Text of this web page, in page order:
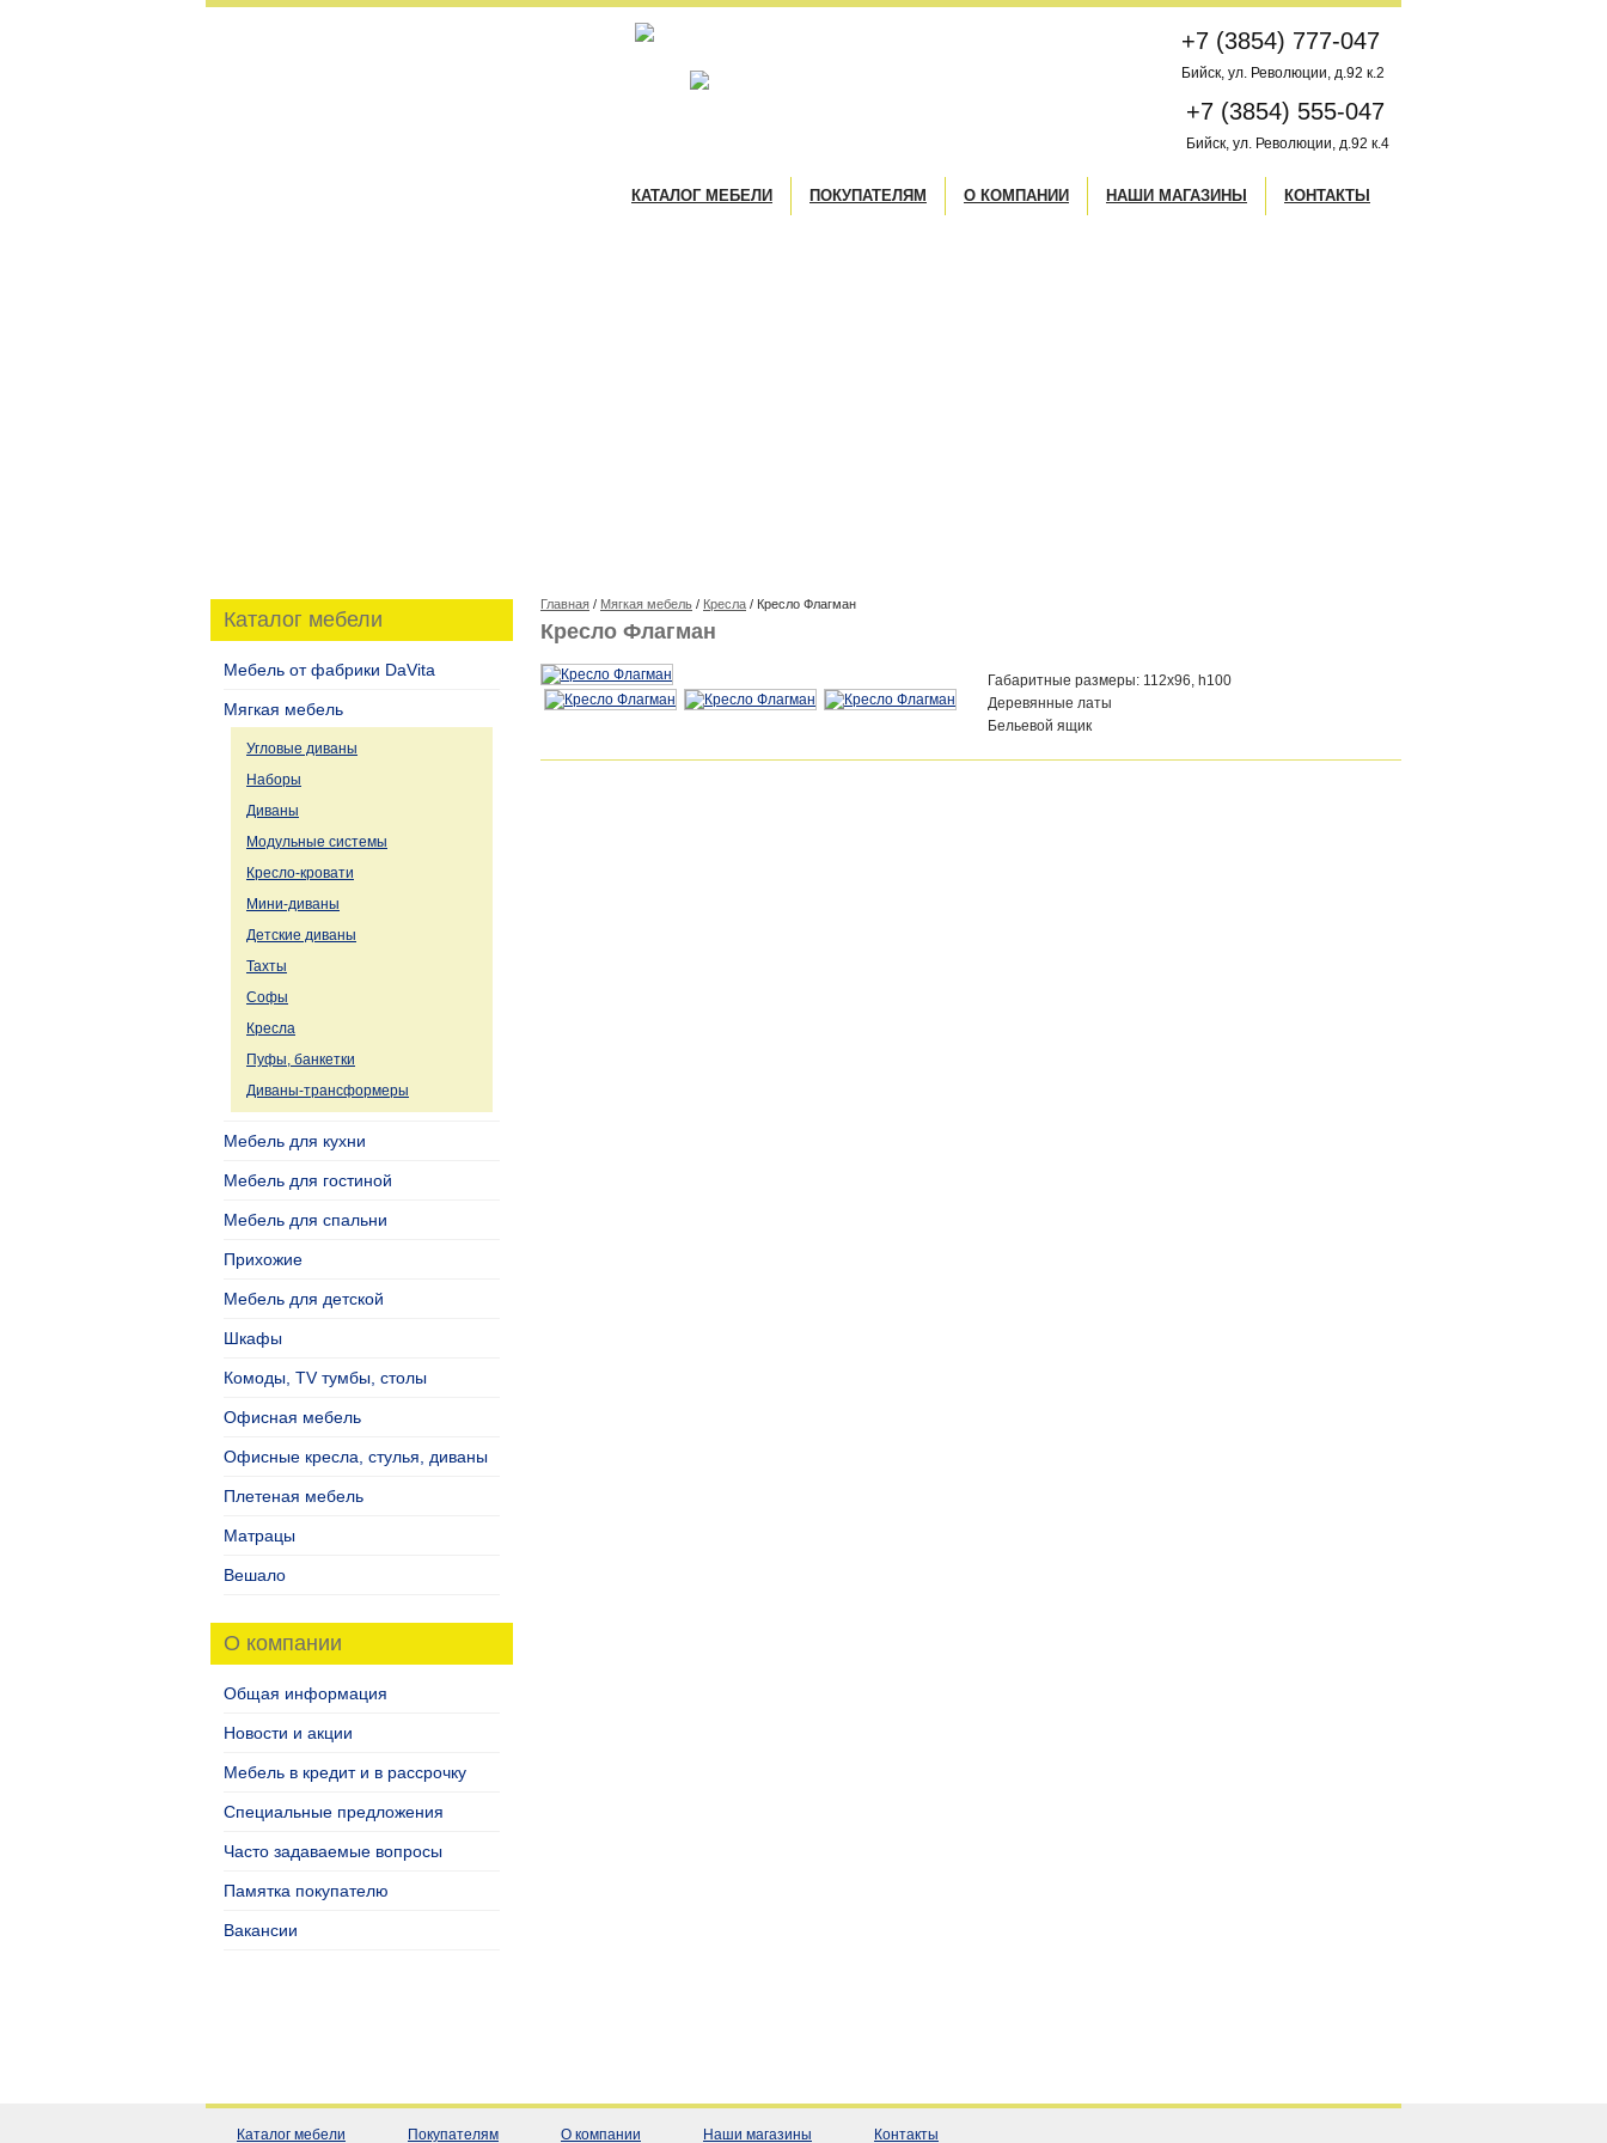
+7 (3854) 777-047
Бийск, ул. Революции, д.92 к.2
+7 (3854) 555-047
Бийск, ул. Революции, д.92 к.4
КАТАЛОГ МЕБЕЛИ ПОКУПАТЕЛЯМ О КОМПАНИИ НАШИ МАГАЗИНЫ КОНТАКТЫ
Каталог мебели
Мебель от фабрики DaVita
Мягкая мебель
Угловые диваны
Наборы
Диваны
Модульные системы
Кресло-кровати
Мини-диваны
Детские диваны
Тахты
Софы
Кресла
Пуфы, банкетки
Диваны-трансформеры
Мебель для кухни
Мебель для гостиной
Мебель для спальни
Прихожие
Мебель для детской
Шкафы
Комоды, TV тумбы, столы
Офисная мебель
Офисные кресла, стулья, диваны
Плетеная мебель
Матрацы
Вешало
О компании
Общая информация
Новости и акции
Мебель в кредит и в рассрочку
Специальные предложения
Часто задаваемые вопросы
Памятка покупателю
Вакансии
Главная / Мягкая мебель / Кресла / Кресло Флагман
Кресло Флагман
Габаритные размеры: 112х96, h100
Деревянные латы
Бельевой ящик
Каталог мебели Покупателям О компании Наши магазины Контакты